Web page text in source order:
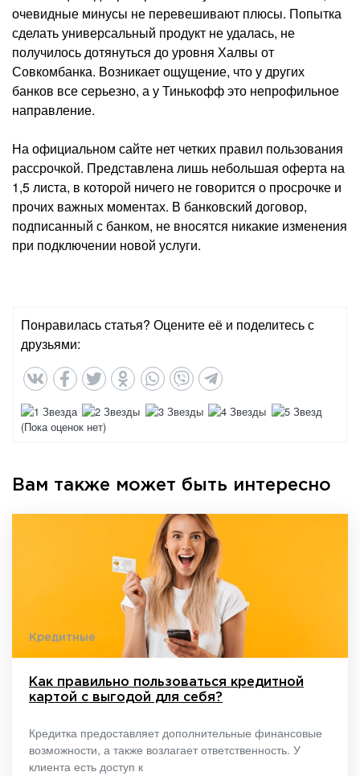
очевидные минусы не перевешивают плюсы. Попытка
сделать универсальный продукт не удалась, не
получилось дотянуться до уровня Халвы от
Совкомбанка. Возникает ощущение, что у других
банков все серьезно, а у Тинькофф это непрофильное
направление.
На официальном сайте нет четких правил пользования
рассрочкой. Представлена лишь небольшая оферта на
1,5 листа, в которой ничего не говорится о просрочке и
прочих важных моментах. В банковский договор,
подписанный с банком, не вносятся никакие изменения
при подключении новой услуги.
Понравилась статья? Оцените её и поделитесь с
друзьями:
(Пока оценок нет)
Вам также может быть интересно
Кредитные
Как правильно пользоваться кредитной
картой с выгодой для себя?
Кредитка предоставляет дополнительные финансовые
возможности, а также возлагает ответственность. У
клиента есть доступ к